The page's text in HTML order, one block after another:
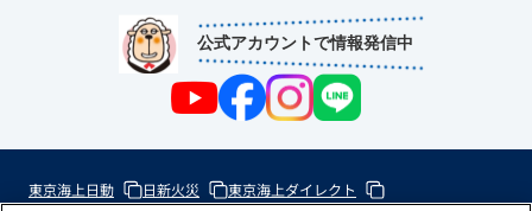
公式アカウントで情報発信中
東京海上日動 日新火災
東京海上ダイレクト